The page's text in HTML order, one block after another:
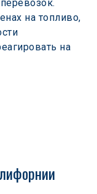
на топливо,
на